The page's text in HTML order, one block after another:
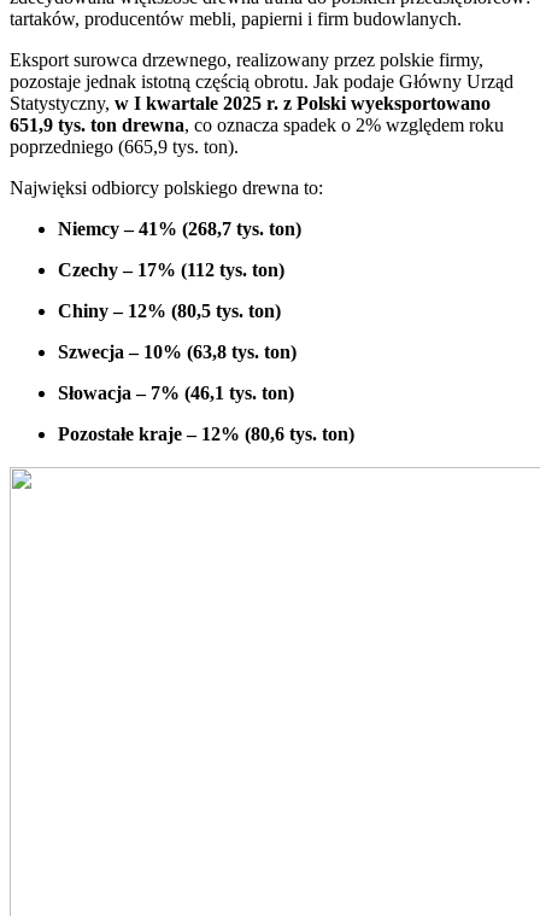
tartaków, producentów mebli, papierni i firm budowlanych.
Eksport surowca drzewnego, realizowany przez polskie firmy,
pozostaje jednak istotną częścią obrotu. Jak podaje Główny Urząd
Statystyczny, w I kwartale 2025 r. z Polski wyeksportowano
651,9 tys. ton drewna, co oznacza spadek o 2% względem roku
poprzedniego (665,9 tys. ton).
Najwięksi odbiorcy polskiego drewna to:
Niemcy – 41% (268,7 tys. ton)
Czechy – 17% (112 tys. ton)
Chiny – 12% (80,5 tys. ton)
Szwecja – 10% (63,8 tys. ton)
Słowacja – 7% (46,1 tys. ton)
Pozostałe kraje – 12% (80,6 tys. ton)